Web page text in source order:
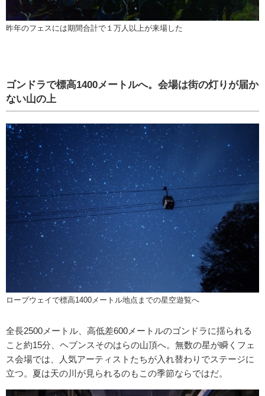
昨年のフェスには期間合計で１万人以上が来場した
ゴンドラで標高1400メートルへ。会場は街の灯りが届か
ない山の上
ロープウェイで標高1400メートル地点までの星空遊覧へ
全長2500メートル、高低差600メートルのゴンドラに揺られる
こと約15分、ヘブンスそのはらの山頂へ。無数の星が瞬くフェ
ス会場では、人気アーティストたちが入れ替わりでステージに
立つ。夏は天の川が見られるのもこの季節ならではだ。